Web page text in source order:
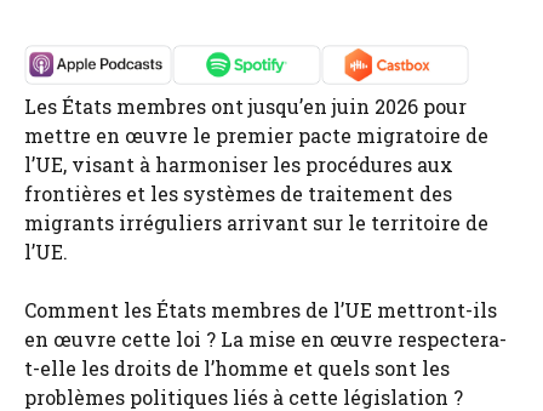
Les États membres ont jusqu’en juin 2026 pour
mettre en œuvre le premier pacte migratoire de
l’UE, visant à harmoniser les procédures aux
frontières et les systèmes de traitement des
migrants irréguliers arrivant sur le territoire de
l’UE.
Comment les États membres de l’UE mettront-ils
en œuvre cette loi ? La mise en œuvre respectera-
t-elle les droits de l’homme et quels sont les
problèmes politiques liés à cette législation ?